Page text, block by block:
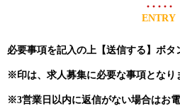
ENTRY
必要事項を記入の上【送信する】ボタ
※印は、求人募集に必要な事項となり
※3営業日以内に返信がない場合はお電